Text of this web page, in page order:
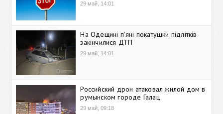
29 май, 14:01
На Одещині п'яні покатушки підлітків
закінчилися ДТП
29 май, 14:01
Российский дрон атаковал жилой дом в
румынском городе Галац
29 май, 09:18